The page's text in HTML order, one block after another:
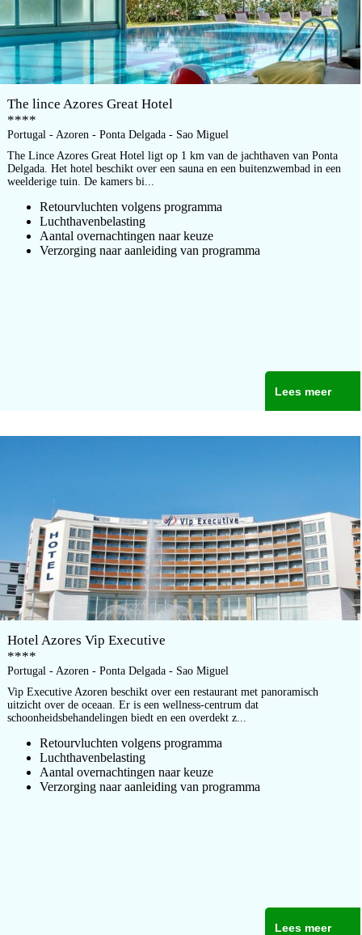
The lince Azores Great Hotel
****
Portugal - Azoren - Ponta Delgada - Sao Miguel
The Lince Azores Great Hotel ligt op 1 km van de jachthaven van Ponta
Delgada. Het hotel beschikt over een sauna en een buitenzwembad in een
weelderige tuin. De kamers bi...
Retourvluchten volgens programma
Luchthavenbelasting
Aantal overnachtingen naar keuze
Verzorging naar aanleiding van programma
Lees meer
Hotel Azores Vip Executive
****
Portugal - Azoren - Ponta Delgada - Sao Miguel
Vip Executive Azoren beschikt over een restaurant met panoramisch
uitzicht over de oceaan. Er is een wellness-centrum dat
schoonheidsbehandelingen biedt en een overdekt z...
Retourvluchten volgens programma
Luchthavenbelasting
Aantal overnachtingen naar keuze
Verzorging naar aanleiding van programma
Lees meer